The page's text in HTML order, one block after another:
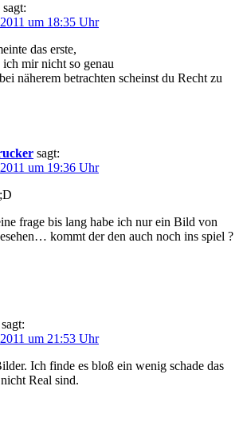
sagt:
um 18:35 Uhr
das erste,
mir nicht so genau
näherem betrachten scheinst du Recht zu
sagt:
um 19:36 Uhr
frage bis lang habe ich nur ein Bild von
kommt der den auch noch ins spiel ?
sagt:
um 21:53 Uhr
Ich finde es bloß ein wenig schade das
Real sind.